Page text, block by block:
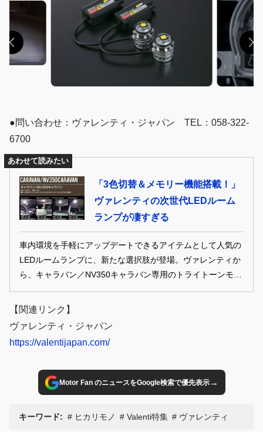
●問い合わせ：ヴァレンティ・ジャパン TEL：058-322-
6700
あわせて読みたい
「3色切替＆メモリー機能搭載！」
ヴァレンティの次世代LEDルーム
ランプが凄すぎる
車内環境を手軽にアップデートできるアイテムとして人気の
LEDルームランプに、新たな選択肢が登場。ヴァレンティか
ら、キャラバン／NV350キャラバン専用のトライトーンモデ
ルが追加された。3色の調色機能を備え、シーンに応じた使
い分けが可能となっている。
【関連リンク】
ヴァレンティ・ジャパン
https://valentijapan.com/
Motor Fan のニュースをGoogle検索で優先表示→
キーワード: ヒカリモノ Valenti特集 ヴァレンティ